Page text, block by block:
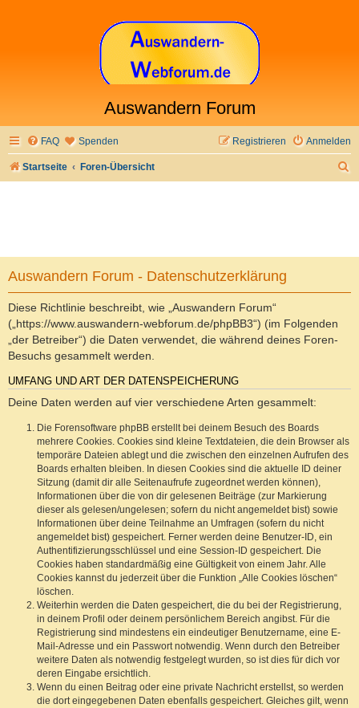
Auswandern Forum
FAQ Spenden Anmelden
Registrieren
Startseite Foren-Übersicht
Auswandern Forum - Datenschutzerklärung
Diese Richtlinie beschreibt, wie „Auswandern Forum“
(„https://www.auswandern-webforum.de/phpBB3“) (im Folgenden
„der Betreiber“) die Daten verwendet, die während deines Foren-
Besuchs gesammelt werden.
UMFANG UND ART DER DATENSPEICHERUNG
Deine Daten werden auf vier verschiedene Arten gesammelt:
Die Forensoftware phpBB erstellt bei deinem Besuch des Boards
mehrere Cookies. Cookies sind kleine Textdateien, die dein Browser als
temporäre Dateien ablegt und die zwischen den einzelnen Aufrufen des
Boards erhalten bleiben. In diesen Cookies sind die aktuelle ID deiner
Sitzung (damit dir alle Seitenaufrufe zugeordnet werden können),
Informationen über die von dir gelesenen Beiträge (zur Markierung
dieser als gelesen/ungelesen; sofern du nicht angemeldet bist) sowie
Informationen über deine Teilnahme an Umfragen (sofern du nicht
angemeldet bist) gespeichert. Ferner werden deine Benutzer-ID, ein
Authentifizierungsschlüssel und eine Session-ID gespeichert. Die
Cookies haben standardmäßig eine Gültigkeit von einem Jahr. Alle
Cookies kannst du jederzeit über die Funktion „Alle Cookies löschen“
löschen.
Weiterhin werden die Daten gespeichert, die du bei der Registrierung,
in deinem Profil oder deinem persönlichem Bereich angibst. Für die
Registrierung sind mindestens ein eindeutiger Benutzername, eine E-
Mail-Adresse und ein Passwort notwendig. Wenn durch den Betreiber
weitere Daten als notwendig festgelegt wurden, so ist dies für dich vor
deren Eingabe ersichtlich.
Wenn du einen Beitrag oder eine private Nachricht erstellst, so werden
die dort eingegebenen Daten ebenfalls gespeichert. Gleiches gilt, wenn